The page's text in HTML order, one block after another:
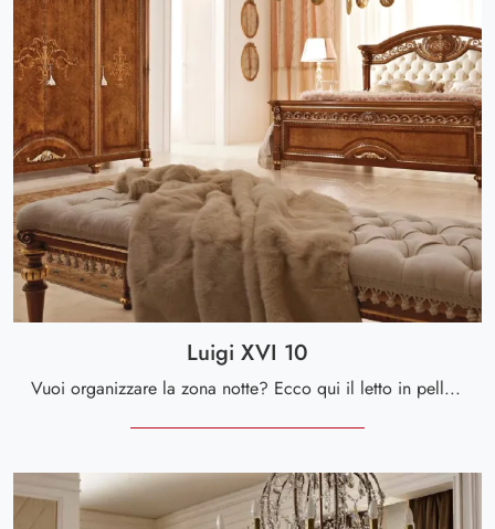
Luigi XVI 10
Vuoi organizzare la zona notte? Ecco qui il letto in pelle Luigi XVI 10 di Valderamobili per spazi classici.